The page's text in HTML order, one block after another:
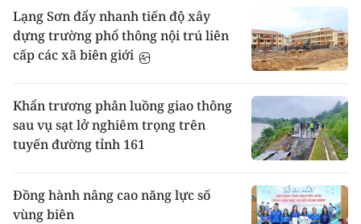
Lạng Sơn đẩy nhanh tiến độ xây
dựng trường phổ thông nội trú liên
cấp các xã biên giới
Khẩn trương phân luồng giao thông
sau vụ sạt lở nghiêm trọng trên
tuyến đường tỉnh 161
Đồng hành nâng cao năng lực số
vùng biên